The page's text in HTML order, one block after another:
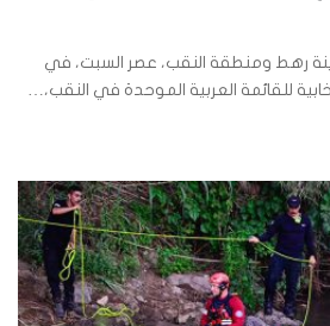
رهط ومنطقة النقب، عصر السبت، في
للقائمة العربية الموحدة في النقب،…